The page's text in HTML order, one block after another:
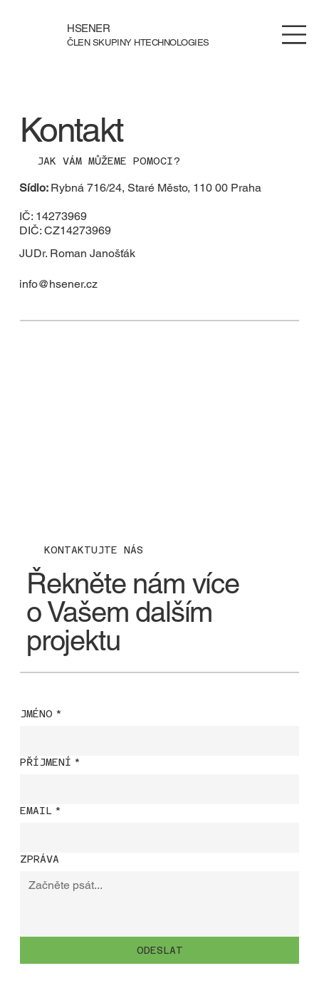
HSENER
ČLEN SKUPINY HTECHNOLOGIES
Kontakt
JAK VÁM MŮŽEME POMOCI?
Sídlo: Rybná 716/24, Staré Město, 110 00 Praha
IČ: 14273969
DIČ: CZ14273969
JUDr. Roman Janošťák
info@hsener.cz
KONTAKTUJTE NÁS
Řekněte nám více
o Vašem dalším
projektu
JMÉNO *
PŘÍJMENÍ *
EMAIL *
ZPRÁVA
ODESLAT